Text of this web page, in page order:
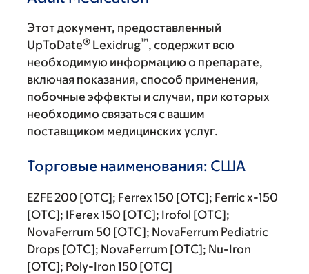
Этот документ, предоставленный
UpToDate® Lexidrug™, содержит всю
необходимую информацию о препарате,
включая показания, способ применения,
побочные эффекты и случаи, при которых
необходимо связаться с вашим
поставщиком медицинских услуг.
Торговые наименования: США
EZFE 200 [OTC]; Ferrex 150 [OTC]; Ferric x-150
[OTC]; IFerex 150 [OTC]; Irofol [OTC];
NovaFerrum 50 [OTC]; NovaFerrum Pediatric
Drops [OTC]; NovaFerrum [OTC]; Nu-Iron
[OTC]; Poly-Iron 150 [OTC]